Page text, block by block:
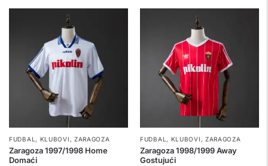
FUDBAL , KLUBOVI , ZARAGOZA
Zaragoza 1997/1998 Home
Domaći
FUDBAL , KLUBOVI , ZARAGOZA
Zaragoza 1998/1999 Away
Gostujući